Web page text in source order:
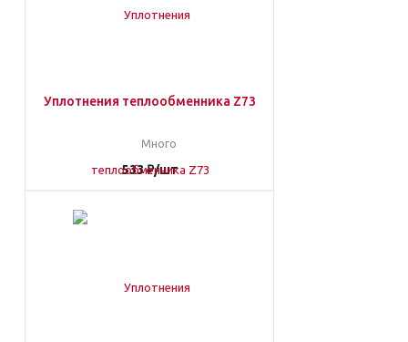
Уплотнения теплообменника Z73
Много
533₽/шт